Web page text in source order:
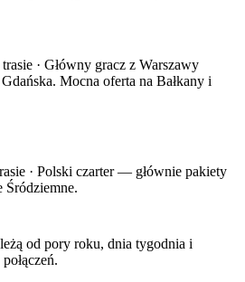
· Główny gracz z Warszawy
Mocna oferta na Bałkany i
· Polski czarter — głównie pakiety
Śródziemne.
od pory roku, dnia tygodnia i